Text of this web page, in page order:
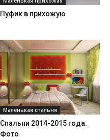
Пуфик в прихожую
Маленькая спальня
Спальни 2014-2015 года.
Фото